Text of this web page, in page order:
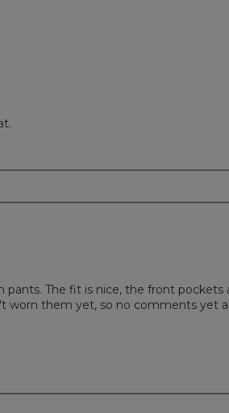
The fit is nice, the front pockets
worn them yet, so no comments yet